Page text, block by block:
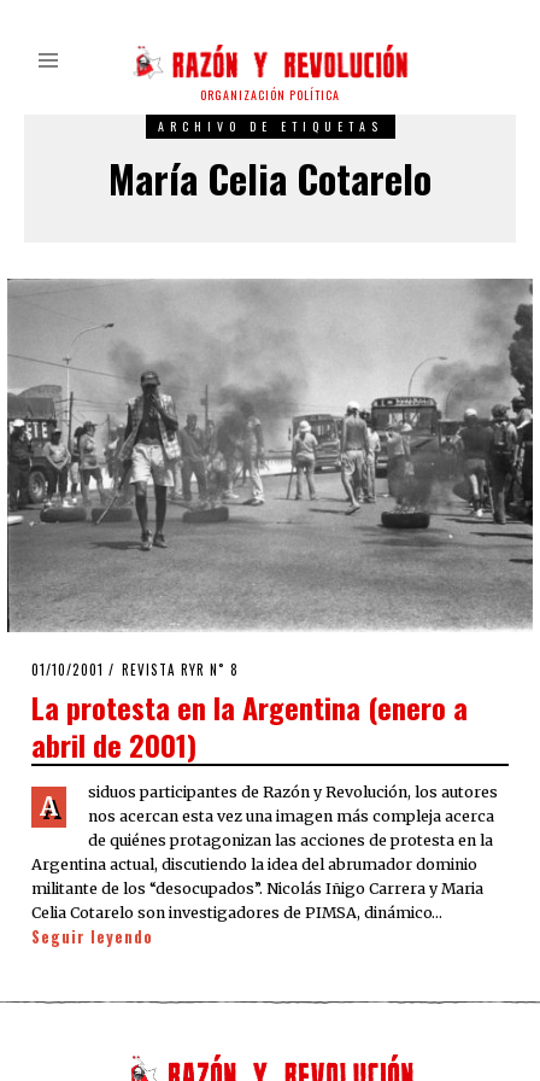
ORGANIZACIÓN POLÍTICA
ARCHIVO DE ETIQUETAS
María Celia Cotarelo
POSTED
01/10/2001 16/04/2020
REVISTA RYR N˚ 8
La protesta en la Argentina (enero a
abril de 2001)
A
siduos participantes de Razón y Revolución, los autores
nos acercan esta vez una imagen más compleja acerca
de quiénes protagonizan las acciones de protesta en la
Argentina actual, discutiendo la idea del abrumador dominio
militante de los “desocupados”. Nicolás Iñigo Carrera y Maria
Celia Cotarelo son investigadores de PIMSA, dinámico…
Seguir leyendo